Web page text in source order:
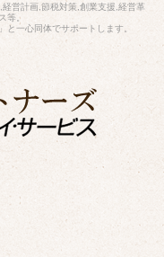
営計画,節税対策,創業支援,経営革
等。
」と一心同体でサポートします。